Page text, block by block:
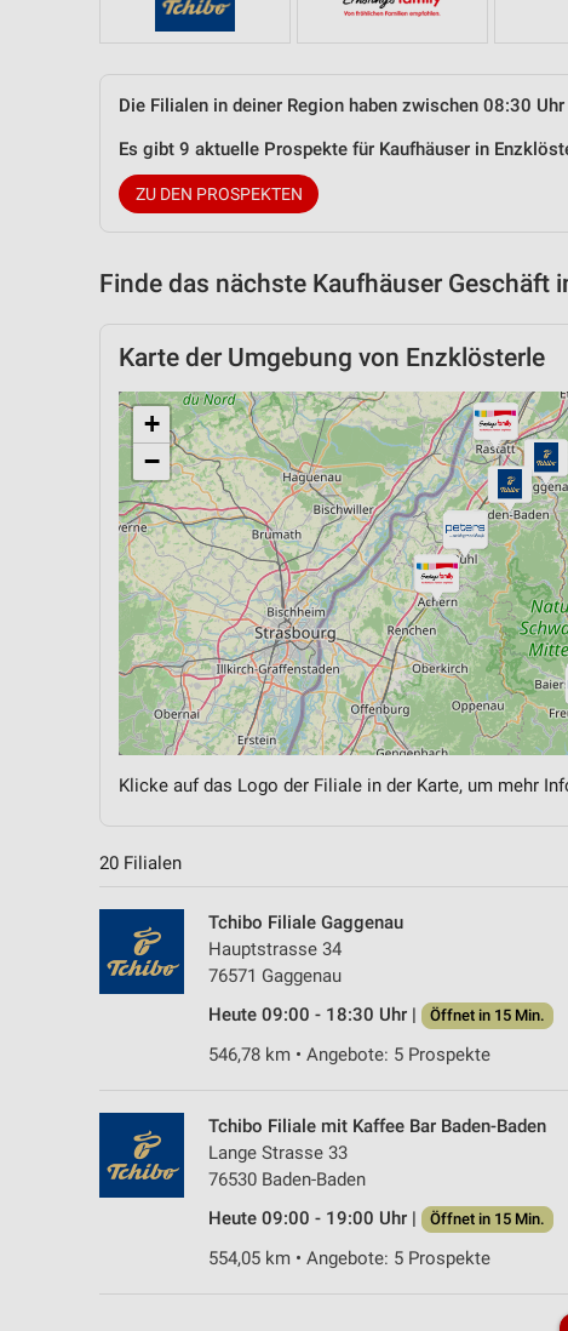
Die Filialen in deiner Region haben zwischen 08:30
Es gibt 9 aktuelle Prospekte für Kaufhäuser in
ZU DEN PROSPEKTEN
Finde das nächste Kaufhäuser Geschäft
Karte der Umgebung von Enzklösterle
+
−
Klicke auf das Logo der Filiale in der Karte, um mehr
20 Filialen
Tchibo Filiale Gaggenau
Hauptstrasse 34
76571 Gaggenau
Heute 09:00 - 18:30 Uhr |
Öffnet in 15 Min.
546,78 km • Angebote: 5 Prospekte
Tchibo Filiale mit Kaffee Bar Baden-Baden
Lange Strasse 33
76530 Baden-Baden
Heute 09:00 - 19:00 Uhr |
Öffnet in 15 Min.
554,05 km • Angebote: 5 Prospekte